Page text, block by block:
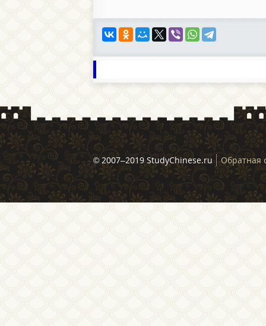
© 2007–2019 StudyChinese.ru Обратная